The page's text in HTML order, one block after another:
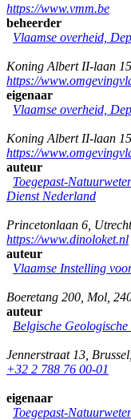
https://www.vmm.be
beheerder
Vlaamse overheid,
Koning Albert II-laan
https://
eigenaar
Vlaamse overheid,
Koning Albert II-laan
https://
auteur
Toegepast-
Dienst Nederland
Princetonlaan 6 Utrecht
https://www.dinoloket.nl
auteur
Vlaamse Instelling
Boeretang 200 Mol
auteur
Belgische
Jennerstraat 13 Brussel
+32 2 788 76 00-01
eigenaar
Toegepast-